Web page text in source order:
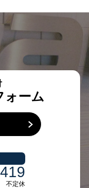
ォーム
不定休